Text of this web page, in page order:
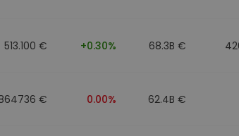
513.100 € +0.30% 68.3B €
€ 0.00% 62.4B €